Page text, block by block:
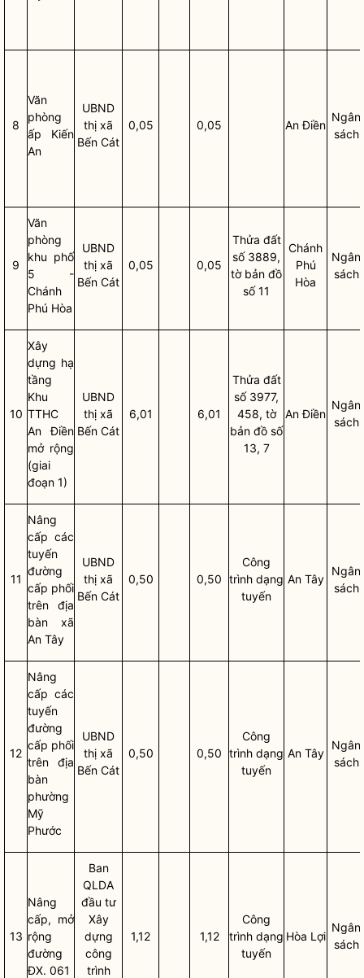
8
Văn
phòng
ấp Kiến
An
UBND
thị xã
Bến Cát
0,05 0,05 An Điền
Ngân
sách
9
Văn
phòng
khu phố
5 -
Chánh
Phú Hòa
UBND
thị xã
Bến Cát
0,05 0,05
Thửa đất
số 3889,
tờ bản đồ
số 11
Chánh
Phú
Hòa
Ngân
sách
10
Xây
dựng hạ
tầng
Khu
TTHC
An Điền
mở rộng
(giai
đoạn 1)
UBND
thị xã
Bến Cát
6,01 6,01
Thửa đất
số 3977,
458, tờ
bản đồ số
13, 7
An Điền
Ngân
sách
11
Nâng
cấp các
tuyến
đường
cấp phối
trên địa
bàn xã
An Tây
UBND
thị xã
Bến Cát
0,50 0,50
Công
trình dạng
tuyến
An Tây
Ngân
sách
12
Nâng
cấp các
tuyến
đường
cấp phối
trên địa
bàn
phường
Mỹ
Phước
UBND
thị xã
Bến Cát
0,50 0,50
Công
trình dạng
tuyến
An Tây
Ngân
sách
13
Nâng
cấp, mở
rộng
đường
ĐX. 061
Ban
QLDA
đầu tư
Xây
dựng
công
trình
1,12 1,12
Công
trình dạng
tuyến
Hòa Lợi
Ngân
sách